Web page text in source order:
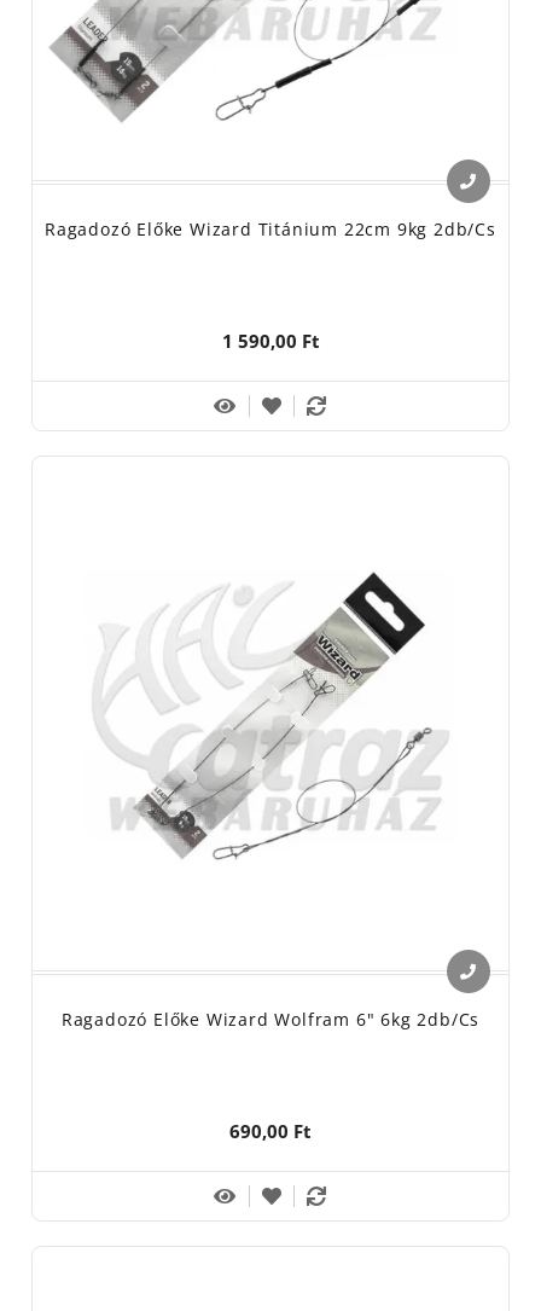
Ragadozó Előke Wizard Titánium 22cm 9kg 2db/cs
1 590,00 Ft
Ragadozó Előke Wizard Wolfram 6" 6kg 2db/cs
690,00 Ft